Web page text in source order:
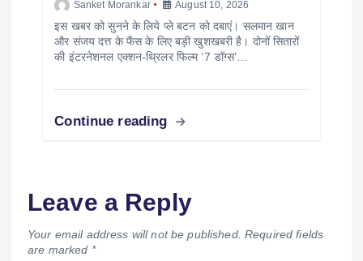
Sanket Morankar August 10, 2026
इस खबर को सुनने के लिये प्ले बटन को दबाएं। सलमान खान
और संजय दत्त के फैंस के लिए बड़ी खुशखबरी है। दोनों सितारों
की इंटरनेशनल एक्शन-थ्रिलर फिल्म ‘7 डॉग्स’…
Continue reading
Leave a Reply
Your email address will not be published. Required fields
are marked *